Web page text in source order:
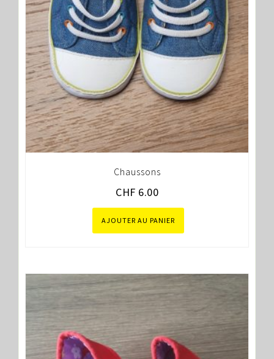
Chaussons
CHF 6.00
AJOUTER AU PANIER